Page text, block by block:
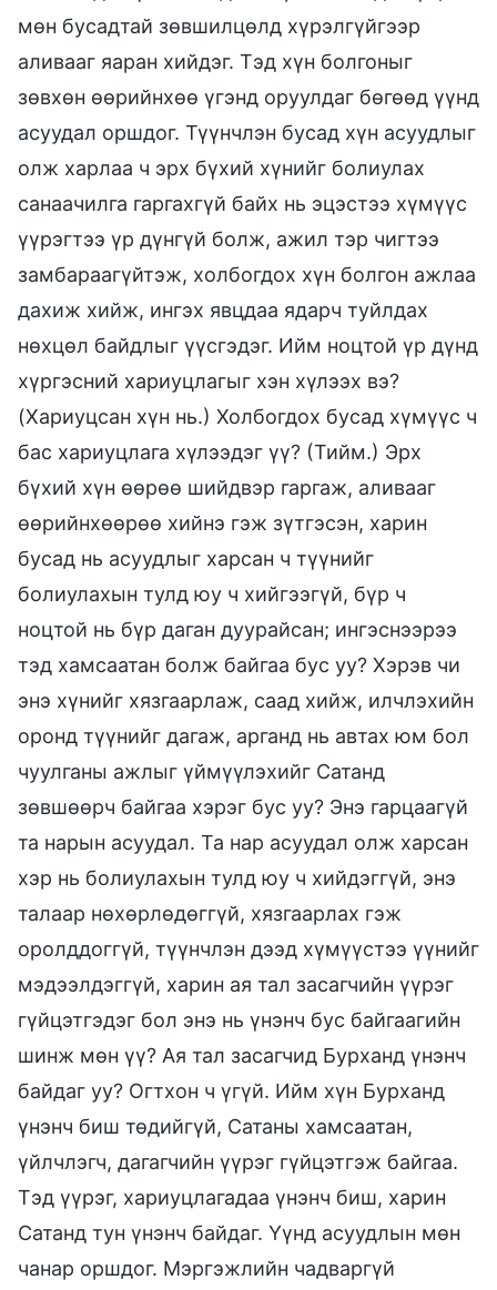
мөн бусадтай зөвшилцөлд хүрэлгүйгээр
аливааг яаран хийдэг. Тэд хүн болгоныг
зөвхөн өөрийнхөө үгэнд оруулдаг бөгөөд үүнд
асуудал оршдог. Түүнчлэн бусад хүн асуудлыг
олж харлаа ч эрх бүхий хүнийг болиулах
санаачилга гаргахгүй байх нь эцэстээ хүмүүс
үүрэгтээ үр дүнгүй болж, ажил тэр чигтээ
замбараагүйтэж, холбогдох хүн болгон ажлаа
дахиж хийж, ингэх явцдаа ядарч туйлдах
нөхцөл байдлыг үүсгэдэг. Ийм ноцтой үр дүнд
хүргэсний хариуцлагыг хэн хүлээх вэ?
(Хариуцсан хүн нь.) Холбогдох бусад хүмүүс ч
бас хариуцлага хүлээдэг үү? (Тийм.) Эрх
бүхий хүн өөрөө шийдвэр гаргаж, аливааг
өөрийнхөөрөө хийнэ гэж зүтгэсэн, харин
бусад нь асуудлыг харсан ч түүнийг
болиулахын тулд юу ч хийгээгүй, бүр ч
ноцтой нь бүр даган дуурайсан; ингэснээрээ
тэд хамсаатан болж байгаа бус уу? Хэрэв чи
энэ хүнийг хязгаарлаж, саад хийж, илчлэхийн
оронд түүнийг дагаж, арганд нь автах юм бол
чуулганы ажлыг үймүүлэхийг Сатанд
зөвшөөрч байгаа хэрэг бус уу? Энэ гарцаагүй
та нарын асуудал. Та нар асуудал олж харсан
хэр нь болиулахын тулд юу ч хийдэггүй, энэ
талаар нөхөрлөдөггүй, хязгаарлах гэж
оролддоггүй, түүнчлэн дээд хүмүүстээ үүнийг
мэдээлдэггүй, харин ая тал засагчийн үүрэг
гүйцэтгэдэг бол энэ нь үнэнч бус байгаагийн
шинж мөн үү? Ая тал засагчид Бурханд үнэнч
байдаг уу? Огтхон ч үгүй. Ийм хүн Бурханд
үнэнч биш төдийгүй, Сатаны хамсаатан,
үйлчлэгч, дагагчийн үүрэг гүйцэтгэж байгаа.
Тэд үүрэг, хариуцлагадаа үнэнч биш, харин
Сатанд тун үнэнч байдаг. Үүнд асуудлын мөн
чанар оршдог. Мэргэжлийн чадваргүй